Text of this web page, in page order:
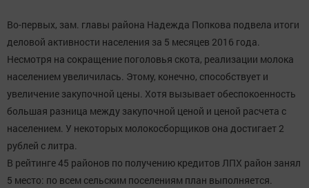
Во-первых, зам. главы района Надежда Попкова подвела итоги
деловой активности населения за 5 месяцев 2016 года.
Несмотря на сокращение поголовья скота, реализации молока
населением увеличилась. Этому, конечно, способствует и
увеличение закупочной цены. Хотя вызывает обеспокоенность
большая разница между закупочной ценой и ценой расчета с
населением. У некоторых молокосборщиков она достигает 2
рублей с литра.
В рейтинге 45 районов по получению кредитов ЛПХ район занял
5 место: по всем сельским поселениям план выполняется.